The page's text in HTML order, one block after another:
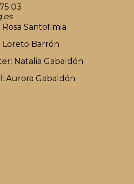
03
Santofimia
Loreto Barrón
Natalia Gabaldón
Aurora Gabaldón